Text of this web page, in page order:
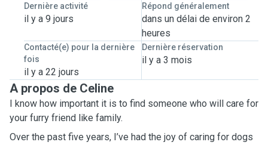
Dernière activité
il y a 9 jours
Répond généralement
dans un délai de environ 2
heures
Contacté(e) pour la dernière
fois
il y a 22 jours
Dernière réservation
il y a 3 mois
A propos de Celine
I know how important it is to find someone who will care for
your furry friend like family.
Over the past five years, I’ve had the joy of caring for dogs